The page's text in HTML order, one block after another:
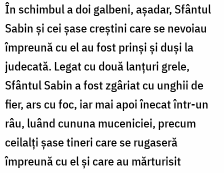
În schimbul a doi galbeni, așadar, Sfântul
Sabin și cei șase creștini care se nevoiau
împreună cu el au fost prinși și duși la
judecată. Legat cu două lanțuri grele,
Sfântul Sabin a fost zgâriat cu unghii de
fier, ars cu foc, iar mai apoi înecat într-un
râu, luând cununa muceniciei, precum
ceilalți șase tineri care se rugaseră
împreună cu el și care au mărturisit